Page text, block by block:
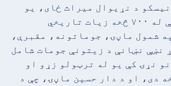
د نړیوال میراث ځای، یو
پیچلی منطقه ده چې له ۷۰۰ څخه زیات تاریخي
شمول ماڼۍ، جوماتونه، مقبرې،
نښې نښانې د زیتونې جومات شامل
نړۍ کې یو له ترټولو زړو او
دی، او د دار حسین ماڼۍ، چې د